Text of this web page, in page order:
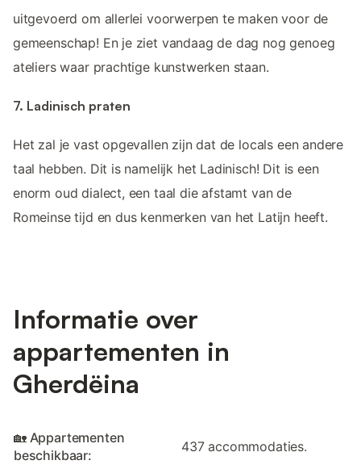
uitgevoerd om allerlei voorwerpen te maken voor de
gemeenschap! En je ziet vandaag de dag nog genoeg
ateliers waar prachtige kunstwerken staan.
7. Ladinisch praten
Het zal je vast opgevallen zijn dat de locals een andere
taal hebben. Dit is namelijk het Ladinisch! Dit is een
enorm oud dialect, een taal die afstamt van de
Romeinse tijd en dus kenmerken van het Latijn heeft.
Informatie over
appartementen in
Gherdëina
🏡 Appartementen
beschikbaar:
437 accommodaties.